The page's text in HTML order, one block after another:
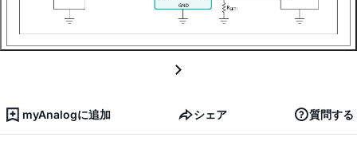
myAnalogに追加 シェア 質問する